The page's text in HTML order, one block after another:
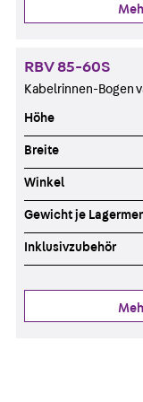
RBV 85-60S
Kabelrinnen-Bogen
Höhe
Breite
Winkel
Gewicht je
Inklusivzubehör